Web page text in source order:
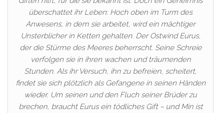
überschattet ihr Leben: Hoch oben im Turm des
Anwesens, in dem sie arbeitet, wird ein mächtiger
Unsterblicher in Ketten gehalten. Der Ostwind Eurus,
der die Stürme des Meeres beherrscht. Seine Schreie
verfolgen sie in ihren wachen und träumenden
Stunden. Als ihr Versuch, ihn zu befreien, scheitert,
findet sie sich plötzlich als Gefangene in seinen Händen
wieder. Um seinen und den Fluch seiner Brüder zu
brechen, braucht Eurus ein tödliches Gift – und Min ist